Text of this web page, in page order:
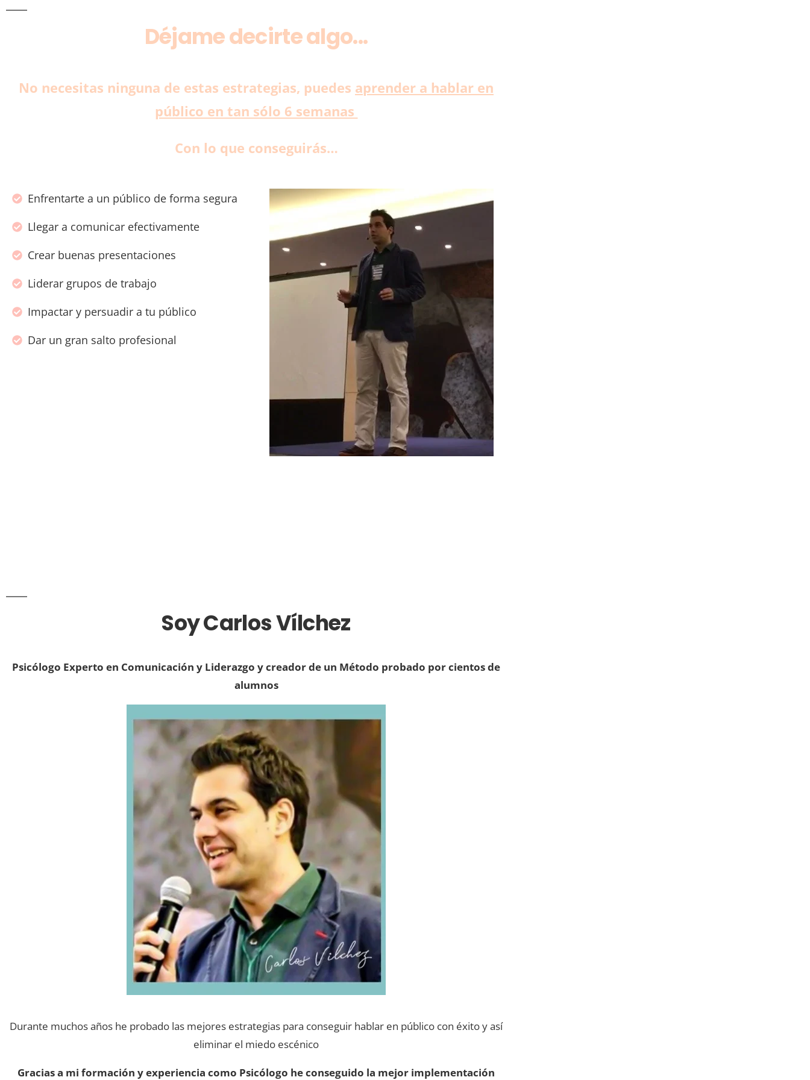
Déjame decirte algo...
No necesitas ninguna de estas estrategias, puedes aprender a hablar en
público en tan sólo 6 semanas
Con lo que conseguirás…
Enfrentarte a un público de forma segura
Llegar a comunicar efectivamente
Crear buenas presentaciones
Liderar grupos de trabajo
Impactar y persuadir a tu público
Dar un gran salto profesional
Soy Carlos Vílchez
Psicólogo Experto en Comunicación y Liderazgo ycreador de un Método probado por cientos de
alumnos
Durante muchos años he probado las mejores estrategias para conseguir hablar en público con éxito y así
eliminar el miedo escénico
Gracias a mi formación y experiencia como Psicólogo he conseguido la mejor implementación